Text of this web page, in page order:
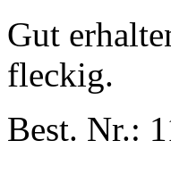
Gut
fleckig.
Best. Nr.: